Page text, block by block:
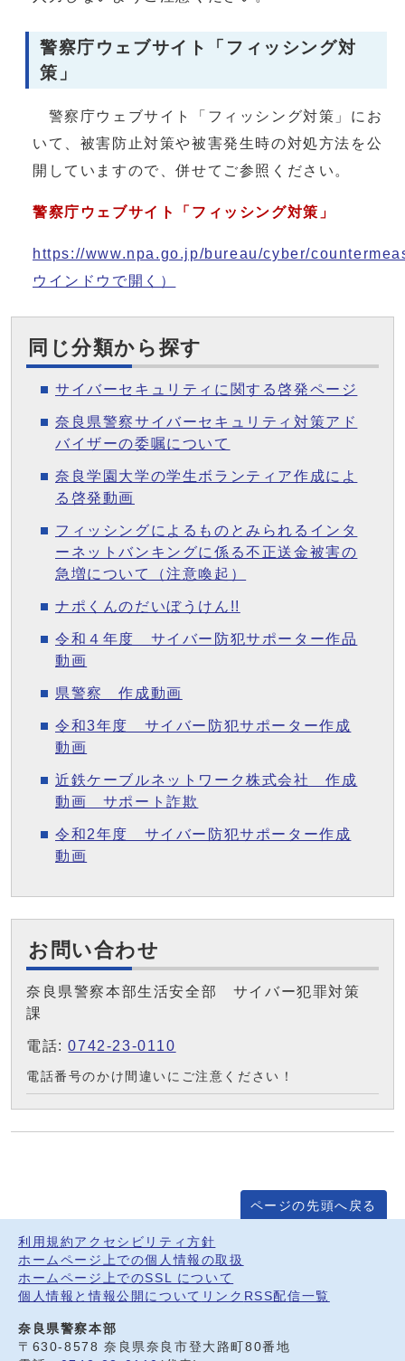
警察庁ウェブサイト「フィッシング対
策」
警察庁ウェブサイト「フィッシング対策」にお
いて、被害防止対策や被害発生時の対処方法を公
開していますので、併せてご参照ください。
警察庁ウェブサイト「フィッシング対策」
https://www.npa.go.jp/bureau/cyber/
ウインドウで開く）
同じ分類から探す
サイバーセキュリティに関する啓発ページ
奈良県警察サイバーセキュリティ対策アド
バイザーの委嘱について
奈良学園大学の学生ボランティア作成によ
る啓発動画
フィッシングによるものとみられるインタ
ーネットバンキングに係る不正送金被害の
急増について（注意喚起）
ナポくんのだいぼうけん!!
令和４年度 サイバー防犯サポーター作品
動画
県警察 作成動画
令和3年度 サイバー防犯サポーター作成
動画
近鉄ケーブルネットワーク株式会社 作成
動画 サポート詐欺
令和2年度 サイバー防犯サポーター作成
動画
お問い合わせ
奈良県警察本部生活安全部 サイバー犯罪対策
課
電話:0742-23-0110
電話番号のかけ間違いにご注意ください！
ページの先頭へ戻る
利用規約 アクセシビリティ方針
ホームページ上での個人情報の取扱
ホームページ上でのSSL について
個人情報と情報公開について リンク RSS配信一覧
奈良県警察本部
〒630-8578 奈良県奈良市登大路町80番地